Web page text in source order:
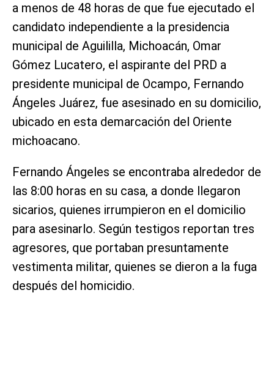
a menos de 48 horas de que fue ejecutado el
candidato independiente a la presidencia
municipal de Aguililla, Michoacán, Omar
Gómez Lucatero, el aspirante del PRD a
presidente municipal de Ocampo, Fernando
Ángeles Juárez, fue asesinado en su domicilio,
ubicado en esta demarcación del Oriente
michoacano.
Fernando Ángeles se encontraba alrededor de
las 8:00 horas en su casa, a donde llegaron
sicarios, quienes irrumpieron en el domicilio
para asesinarlo. Según testigos reportan tres
agresores, que portaban presuntamente
vestimenta militar, quienes se dieron a la fuga
después del homicidio.